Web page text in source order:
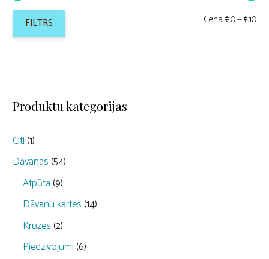
Min.
FILTRS Cena:€0—€10
Produktu kategorijas
Citi (1)
Dāvanas (54)
Atpūta (9)
Dāvanu kartes (14)
Krūzes (2)
Piedzīvojumi (6)